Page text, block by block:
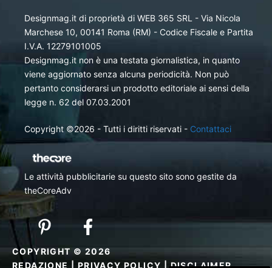
Designmag.it di proprietà di WEB 365 SRL - Via Nicola
Marchese 10, 00141 Roma (RM) - Codice Fiscale e Partita
I.V.A. 12279101005
Designmag.it non è una testata giornalistica, in quanto
viene aggiornato senza alcuna periodicità. Non può
pertanto considerarsi un prodotto editoriale ai sensi della
legge n. 62 del 07.03.2001
Copyright ©2026 - Tutti i diritti riservati - Contattaci
Le attività pubblicitarie su questo sito sono gestite da
theCoreAdv
COPYRIGHT © 2026
REDAZIONE
PRIVACY POLICY |DISCLAIMER